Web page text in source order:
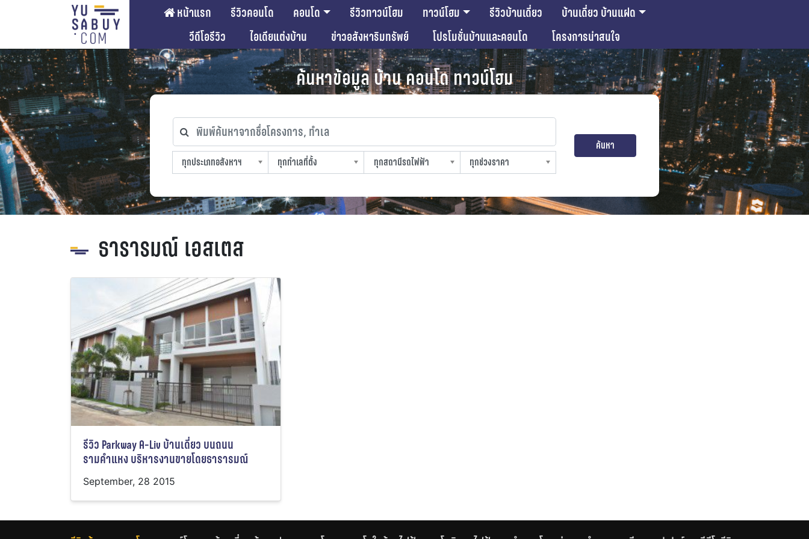
หน้าแรก รีวิวคอนโด คอนโด รีวิวทาวน์โฮม ทาวน์โฮม รีวิวบ้านเดี่ยว
บ้านเดี่ยว บ้านแฝด
วีดีโอรีวิว
ไอเดียแต่งบ้าน ข่าวอสังหาริมทรัพย์ โปรโมชั่นบ้านและคอนโด โครงการน่าสนใจ
ค้นหาข้อมูล บ้าน คอนโด ทาวน์โฮม
พิมพ์ค้นหาจากชื่อโครงการ, ทำเล
ทุกประเภทอสังหาฯ
ทุกประเภทอสังหาฯ
ทุกทำเลที่ตั้ง
ทุกทำเลที่ตั้ง
ทุกสถานีรถไฟฟ้า
ทุกสถานีรถไฟฟ้า
ทุกช่วงราคา
ทุกช่วงราคา
ค้นหา
ธารารมณ์ เอสเตส
รีวิว Parkway A-Liv บ้านเดี่ยว บนถนน
รามคำแหง บริหารงานขายโดยธารารมณ์
September, 28 2015